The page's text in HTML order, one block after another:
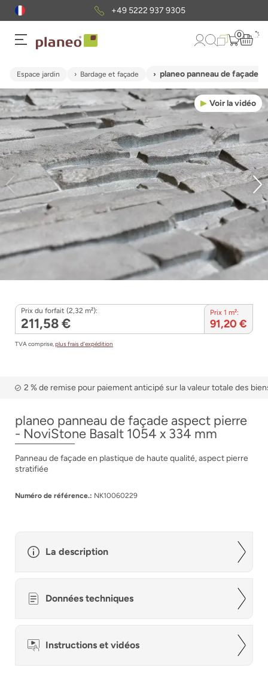
+49 5222 937 9305
0
Espace jardin Bardage et façade planeo panneau de façade
Voir la vidéo
Prix du forfait (2,32 m²):
211,58 €
Prix 1 m²:
91,20 €
TVA comprise,plus frais d’expédition
2 % de remise pour paiement anticipé sur la valeur totale des
planeo panneau de façade aspect pierre
- NoviStone Basalt 1054 x 334 mm
Panneau de façade en plastique de haute qualité, aspect pierre
stratifiée
Numéro de référence.: NK10060229
La description
Données techniques
Instructions et vidéos